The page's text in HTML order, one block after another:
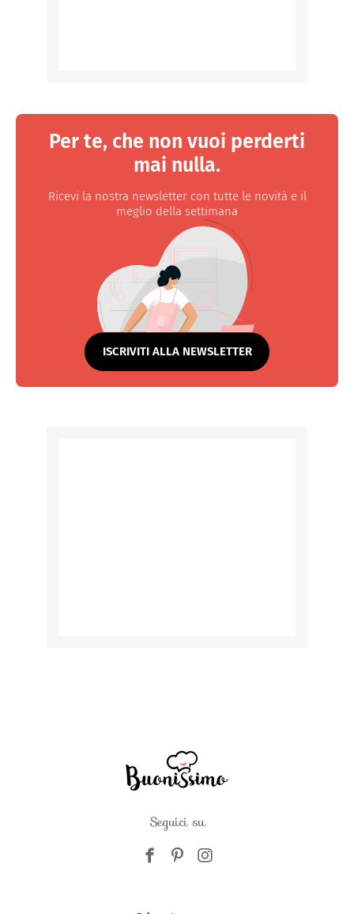
Per te, che non vuoi perderti
mai nulla.
Ricevi la nostra newsletter con tutte le novità e il
meglio della settimana
ISCRIVITI ALLA NEWSLETTER
Seguici su